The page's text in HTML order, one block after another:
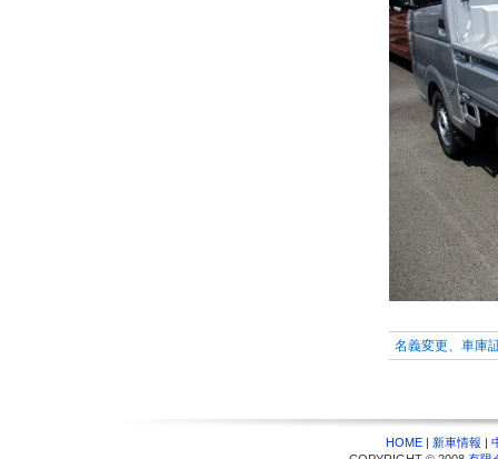
名義変更、車庫
HOME| 新車情報 |